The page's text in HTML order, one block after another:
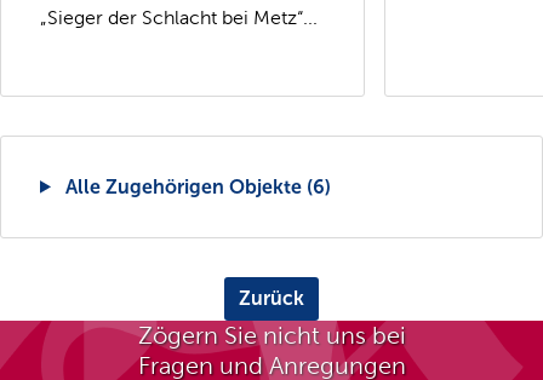
„Sieger der Schlacht bei Metz“...
Alle Zugehörigen Objekte (6)
Zurück
Zögern Sie nicht uns bei
Fragen und Anregungen